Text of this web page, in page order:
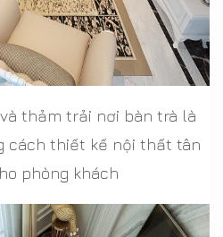
thảm trải nơi bàn trà là
cách thiết kế nội thất tân
phòng khách